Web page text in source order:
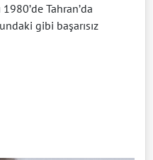
Tahran’da
gibi başarısız